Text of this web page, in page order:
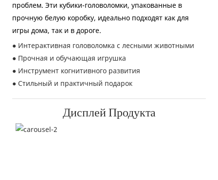
проблем. Эти кубики-головоломки, упакованные в
прочную белую коробку, идеально подходят как для
игры дома, так и в дороге.
● Интерактивная головоломка с лесными животными
● Прочная и обучающая игрушка
● Инструмент когнитивного развития
● Стильный и практичный подарок
Дисплей Продукта